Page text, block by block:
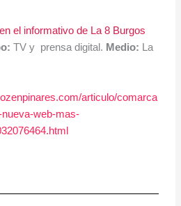
el informativo de La 8 Burgos
TV y prensa digital. Medio: La
articulo/comarca
web-mas-